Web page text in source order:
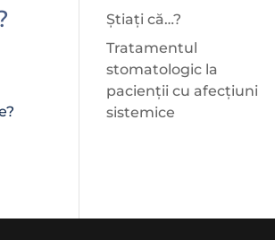
Știați că…?
Tratamentul
stomatologic la
pacienții cu afecțiuni
sistemice